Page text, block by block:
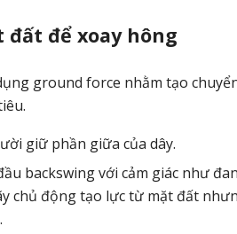
để xoay hông
ground force nhằm tạo
giữ phần giữa của dây.
backswing với cảm giác như
chủ động tạo lực từ mặt đất